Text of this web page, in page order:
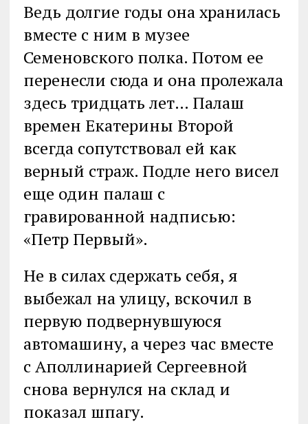
Ведь долгие годы она хранилась
вместе с ним в музее
Семеновского полка. Потом ее
перенесли сюда и она пролежала
здесь тридцать лет… Палаш
времен Екатерины Второй
всегда сопутствовал ей как
верный страж. Подле него висел
еще один палаш с
гравированной надписью:
«Петр Первый».
Не в силах сдержать себя, я
выбежал на улицу, вскочил в
первую подвернувшуюся
автомашину, а через час вместе
с Аполлинарией Сергеевной
снова вернулся на склад и
показал шпагу.